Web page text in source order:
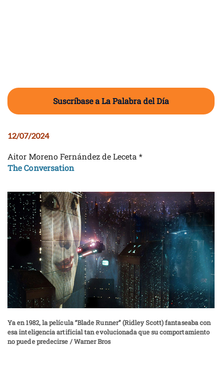
Suscríbase a La Palabra del Día
12/07/2024
Aitor Moreno Fernández de Leceta *
The Conversation
Ya en 1982, la película “Blade Runner” (Ridley Scott) fantaseaba con
esa inteligencia artificial tan evolucionada que su comportamiento
no puede predecirse / Warner Bros